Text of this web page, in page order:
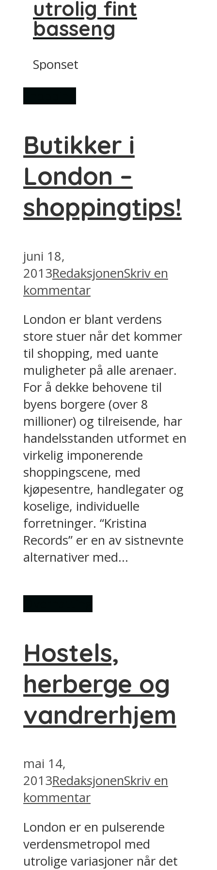
utrolig fint
basseng
Sponset
Butikker i
London –
shoppingtips!
juni 18,
2013RedaksjonenSkriv en
kommentar
London er blant verdens
store stuer når det kommer
til shopping, med uante
muligheter på alle arenaer.
For å dekke behovene til
byens borgere (over 8
millioner) og tilreisende, har
handelsstanden utformet en
virkelig imponerende
shoppingscene, med
kjøpesentre, handlegater og
koselige, individuelle
forretninger. “Kristina
Records” er en av sistnevnte
alternativer med...
Hostels,
herberge og
vandrerhjem
mai 14,
2013RedaksjonenSkriv en
kommentar
London er en pulserende
verdensmetropol med
utrolige variasjoner når det